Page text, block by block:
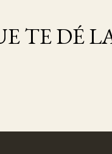
TE DÉ